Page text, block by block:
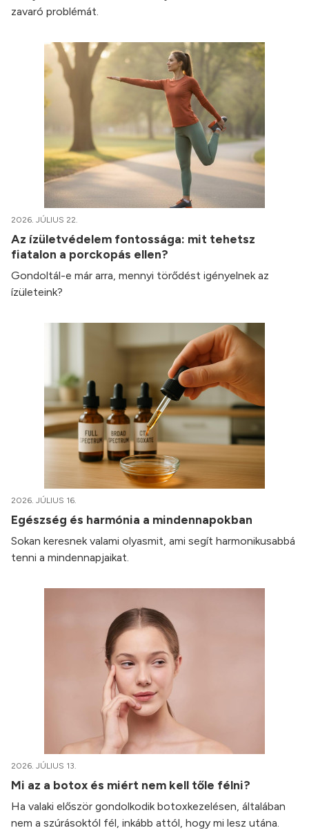
zavaró problémát.
2026. JÚLIUS 22.
Az ízületvédelem fontossága: mit tehetsz
fiatalon a porckopás ellen?
Gondoltál-e már arra, mennyi törődést igényelnek az
ízületeink?
2026. JÚLIUS 16.
Egészség és harmónia a mindennapokban
Sokan keresnek valami olyasmit, ami segít harmonikusabbá
tenni a mindennapjaikat.
2026. JÚLIUS 13.
Mi az a botox és miért nem kell tőle félni?
Ha valaki először gondolkodik botoxkezelésen, általában
nem a szúrásoktól fél, inkább attól, hogy mi lesz utána.